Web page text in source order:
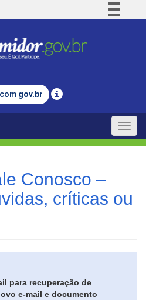
Comunica BR
Legislação
gov.br
Toggle
Conosco –
críticas ou
para recuperação de
e-mail e documento